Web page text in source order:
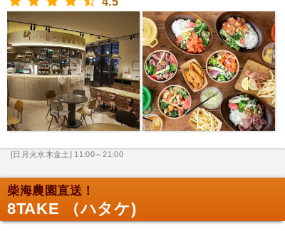
[日月火水木金土] 11:00～21:00
柴海農園直送！
8TAKE （ハタケ)